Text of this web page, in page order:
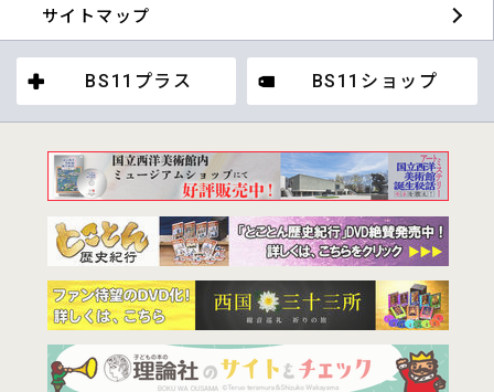
サイトマップ
BS11プラス BS11ショップ